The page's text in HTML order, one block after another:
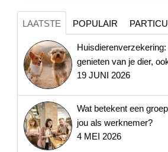
LAATSTE POPULAIR
genieten van je dier,
19 JUNI 2026
Wat betekent een
jou als werknemer?
4 MEI 2026